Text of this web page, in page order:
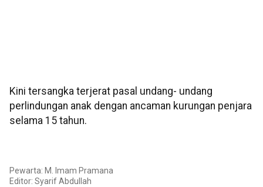
Kini tersangka terjerat pasal undang- undang
perlindungan anak dengan ancaman kurungan penjara
selama 15 tahun.
Pewarta: M. Imam Pramana
Editor: Syarif Abdullah